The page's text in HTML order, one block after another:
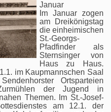
Januar
Im Januar zogen
am Dreikönigstag
die einheimischen
St.-Georgs-
Pfadfinder als
Sternsinger von
Haus zu Haus.
im Kaupmannschen Saal
Ortsparteien
der Jugend in
Themen. Im St.-Josef-
am 12.1. der